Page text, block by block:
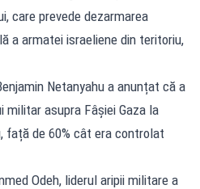
care prevede dezarmarea
a armatei israeliene din teritoriu,
Netanyahu a anunțat că a
asupra Fâșiei Gaza la
față de 60% cât era controlat
Odeh, liderul aripii militare a